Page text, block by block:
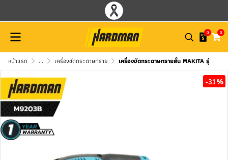
0 0
หน้าแรก ... เครื่องขัดกระดาษทราย เครื่องขัดกระดาษทรายสั่น MAKITA รุ่น M9203B
-31%